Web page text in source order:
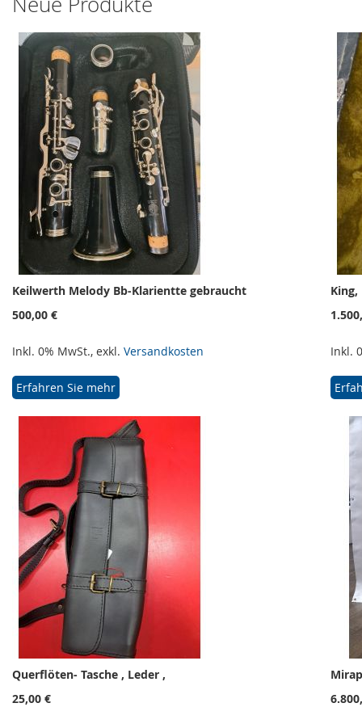
Keilwerth Melody Bb-Klarientte gebraucht
500,00 €
Inkl. 0% MwSt., exkl. Versandkosten
Erfahren Sie mehr
Inkl.
Querflöten- Tasche , Leder ,
25,00 €